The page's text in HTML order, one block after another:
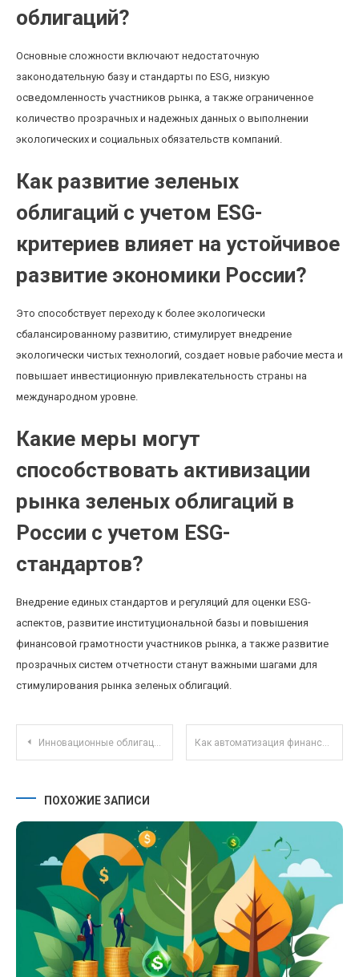
облигаций?
Основные сложности включают недостаточную
законодательную базу и стандарты по ESG, низкую
осведомленность участников рынка, а также ограниченное
количество прозрачных и надежных данных о выполнении
экологических и социальных обязательств компаний.
Как развитие зеленых
облигаций с учетом ESG-
критериев влияет на устойчивое
развитие экономики России?
Это способствует переходу к более экологически
сбалансированному развитию, стимулирует внедрение
экологически чистых технологий, создает новые рабочие места и
повышает инвестиционную привлекательность страны на
международном уровне.
Какие меры могут
способствовать активизации
рынка зеленых облигаций в
России с учетом ESG-
стандартов?
Внедрение единых стандартов и регуляций для оценки ESG-
аспектов, развитие институциональной базы и повышения
финансовой грамотности участников рынка, а также развитие
прозрачных систем отчетности станут важными шагами для
стимулирования рынка зеленых облигаций.
Навигация по записям
Инновационные облигации зеленых проектов: как инвестировать в экологическое будущее Как автоматизация финансовых решений помогает управлять бюджетом и избегать импульсных покупок
ПОХОЖИЕ ЗАПИСИ